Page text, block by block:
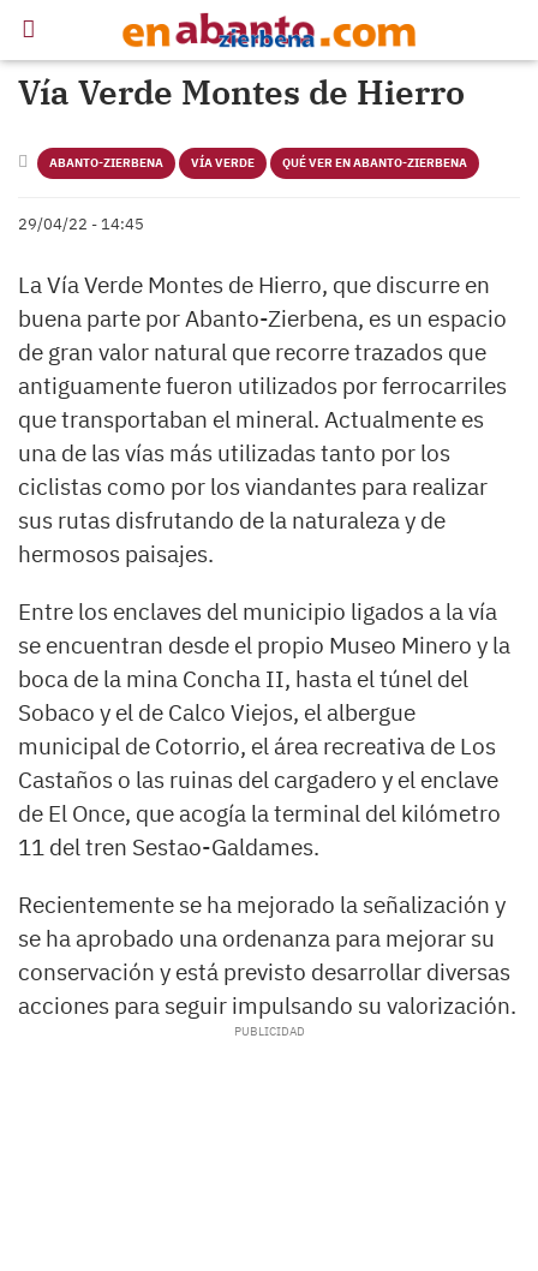
Vía Verde Montes de Hierro
ABANTO-ZIERBENA VÍA VERDE QUÉ VER EN ABANTO-ZIERBENA
29/04/22 - 14:45
La Vía Verde Montes de Hierro, que discurre en
buena parte por Abanto-Zierbena, es un espacio
de gran valor natural que recorre trazados que
antiguamente fueron utilizados por ferrocarriles
que transportaban el mineral. Actualmente es
una de las vías más utilizadas tanto por los
ciclistas como por los viandantes para realizar
sus rutas disfrutando de la naturaleza y de
hermosos paisajes.
Entre los enclaves del municipio ligados a la vía
se encuentran desde el propio Museo Minero y la
boca de la mina Concha II, hasta el túnel del
Sobaco y el de Calco Viejos, el albergue
municipal de Cotorrio, el área recreativa de Los
Castaños o las ruinas del cargadero y el enclave
de El Once, que acogía la terminal del kilómetro
11 del tren Sestao-Galdames.
Recientemente se ha mejorado la señalización y
se ha aprobado una ordenanza para mejorar su
conservación y está previsto desarrollar diversas
acciones para seguir impulsando su valorización.